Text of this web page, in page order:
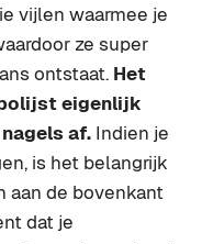
vijlen waarmee je
ze super
ontstaat. Het
eigenlijk
af. Indien je
is het belangrijk
aan de bovenkant
dat je